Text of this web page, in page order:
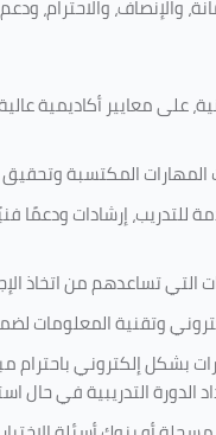
والإنصاف،
على معايير
المهارات المكتسبة
إرشادات ودعمًا
تساعدهم من اتخاذ
وتقنية المعلومات
بشكل إلكتروني
الدورة التدريبية في